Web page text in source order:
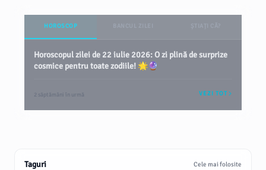
HOROSCOP
Horoscopul zilei de 22 iulie 2026: O zi plină de surprize
cosmice pentru toate zodiile! 🌟🔮
2 săptămâni în urmă VEZI TOT
Taguri Cele mai folosite